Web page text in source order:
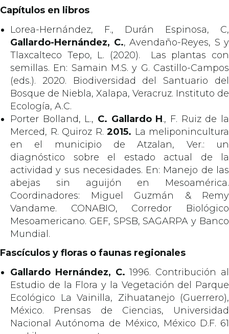
Capítulos en libros
Lorea-Hernández, F., Durán Espinosa, C,
Gallardo-Hernández, C., Avendaño-Reyes, S y
Tlaxcalteco Tepo, L. (2020). Las plantas con
semillas. En: Samain M.S. y G. Castillo-Campos
(eds.). 2020. Biodiversidad del Santuario del
Bosque de Niebla, Xalapa, Veracruz. Instituto de
Ecología, A.C.
Porter Bolland, L., C. Gallardo H., F. Ruiz de la
Merced, R. Quiroz R. 2015. La meliponincultura
en el municipio de Atzalan, Ver.: un
diagnóstico sobre el estado actual de la
actividad y sus necesidades. En: Manejo de las
abejas sin aguijón en Mesoamérica.
Coordinadores: Miguel Guzmán & Remy
Vandame. CONABIO, Corredor Biológico
Mesoamericano. GEF, SPSB, SAGARPA y Banco
Mundial.
Fascículos y floras o faunas regionales
Gallardo Hernández, C. 1996. Contribución al
Estudio de la Flora y la Vegetación del Parque
Ecológico La Vainilla, Zihuatanejo (Guerrero),
México. Prensas de Ciencias, Universidad
Nacional Autónoma de México, México D.F. 61